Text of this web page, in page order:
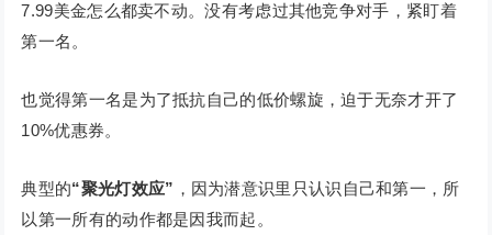
7.99美金怎么都卖不动。没有考虑过其他竞争对手，紧盯着
第一名。
也觉得第一名是为了抵抗自己的低价螺旋，迫于无奈才开了
10%优惠券。
典型的“聚光灯效应” ，因为潜意识里只认识自己和第一，所
以第一所有的动作都是因我而起。